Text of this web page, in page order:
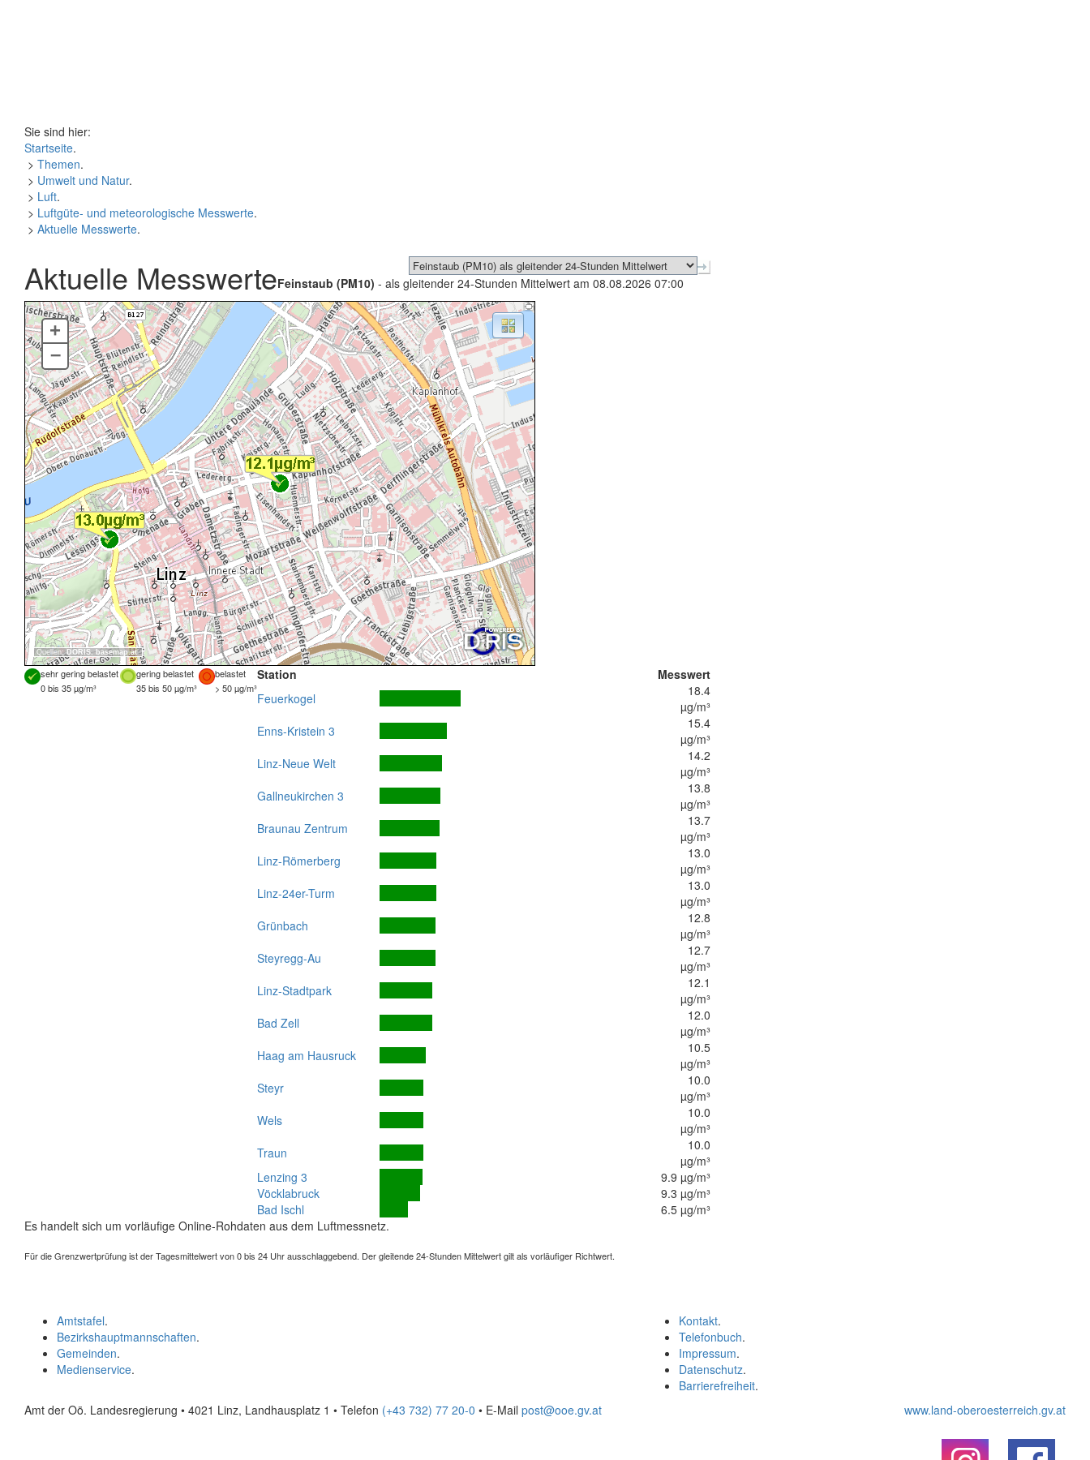
Sie sind hier:
Startseite.
> Themen.
> Umwelt und Natur.
> Luft.
> Luftgüte- und meteorologische Messwerte.
> Aktuelle Messwerte.
Aktuelle MesswerteFeinstaub (PM10) - als gleitender 24-Stunden Mittelwert am 08.08.2026 07:00
Quellen:DORIS, basemap.at
+
–
sehr gering belastet gering belastet
belastet
0 bis 35 µg/m³
35 bis 50 µg/m³ > 50 µg/m³
Station
Messwert
Feuerkogel
18.4
µg/m³
Enns-Kristein 3
15.4
µg/m³
Linz-Neue Welt
14.2
µg/m³
Gallneukirchen 3
13.8
µg/m³
Braunau Zentrum
13.7
µg/m³
Linz-Römerberg
13.0
µg/m³
Linz-24er-Turm
13.0
µg/m³
Grünbach
12.8
µg/m³
Steyregg-Au
12.7
µg/m³
Linz-Stadtpark
12.1
µg/m³
Bad Zell
12.0
µg/m³
Haag am Hausruck
10.5
µg/m³
Steyr
10.0
µg/m³
Wels
10.0
µg/m³
Traun
10.0
µg/m³
Lenzing 3
9.9 µg/m³
Vöcklabruck
9.3 µg/m³
Bad Ischl
6.5 µg/m³
Es handelt sich um vorläufige Online-Rohdaten aus dem Luftmessnetz.
Für die Grenzwertprüfung ist der Tagesmittelwert von 0 bis 24 Uhr ausschlaggebend. Der gleitende 24-Stunden Mittelwert gilt als vorläufiger Richtwert.
Kontakt.
Telefonbuch.
Impressum.
Datenschutz.
Barrierefreiheit.
Amtstafel.
Bezirkshauptmannschaften.
Gemeinden.
Medienservice.
Amt der Oö. Landesregierung • 4021 Linz, Landhausplatz 1 • Telefon (+43 732) 77 20-0 • E-Mail post@ooe.gv.at www.land-oberoesterreich.gv.at